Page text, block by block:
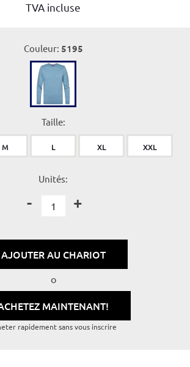
TVA incluse
Couleur: 5195
Taille:
M L XL XXL
Unités:
- +
AJOUTER AU CHARIOT
o
MAINTENANT!
rapidement sans vous inscrire